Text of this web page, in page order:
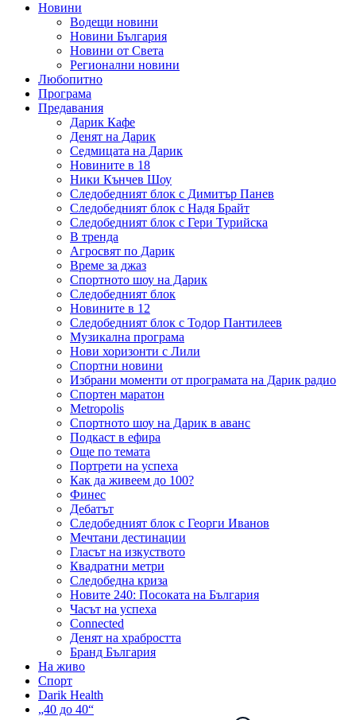
Новини
Водещи новини
Новини България
Новини от Света
Регионални новини
Любопитно
Програма
Предавания
Дарик Кафе
Денят на Дарик
Седмицата на Дарик
Новините в 18
Ники Кънчев Шоу
Следобедният блок с Димитър Панев
Следобедният блок с Надя Брайт
Следобедният блок с Гери Турийска
В тренда
Агросвят по Дарик
Време за джаз
Спортното шоу на Дарик
Следобедният блок
Новините в 12
Следобедният блок с Тодор Пантилеев
Музикална програма
Нови хоризонти с Лили
Спортни новини
Избрани моменти от програмата на Дарик радио
Спортен маратон
Metropolis
Спортното шоу на Дарик в аванс
Подкаст в ефира
Още по темата
Портрети на успеха
Как да живеем до 100?
Финес
Дебатът
Следобедният блок с Георги Иванов
Мечтани дестинации
Гласът на изкуството
Квадратни метри
Следобедна криза
Новите 240: Посоката на България
Часът на успеха
Connected
Денят на храбростта
Бранд България
На живо
Спорт
Darik Health
„40 до 40“